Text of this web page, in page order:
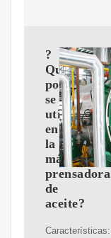
?
Qué
potencia
se
utiliza
en
la
máquina
prensadora
de
aceite?
Características: